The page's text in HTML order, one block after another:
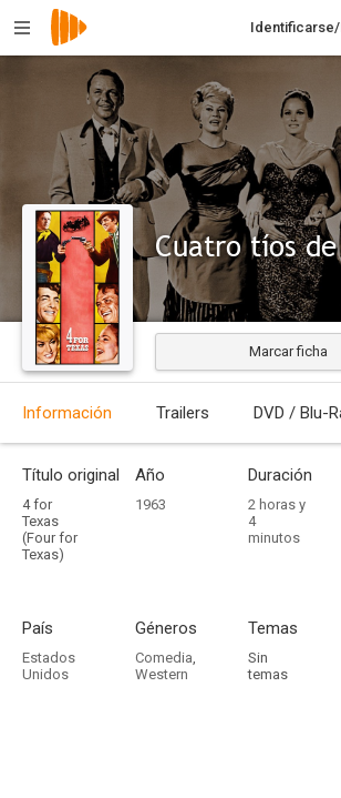
Cuatro tíos
Marcar ficha
Información Trailers DVD / Blu-
Título original
4 for
Texas
(Four for
Texas)
Año
1963
Duración
2 horas y
4
minutos
País
Estados
Unidos
Géneros
Comedia,
Western
Temas
Sin
temas